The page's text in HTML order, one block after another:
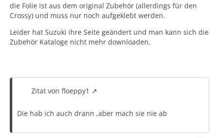
die Folie ist aus dem original Zubehör (allerdings für den
Crossy) und muss nur noch aufgeklebt werden.
Leider hat Suzuki ihre Seite geändert und man kann sich die
Zubehör Kataloge nicht mehr downloaden.
Zitat von floeppy1
Die hab ich auch drann ,aber mach sie nie ab